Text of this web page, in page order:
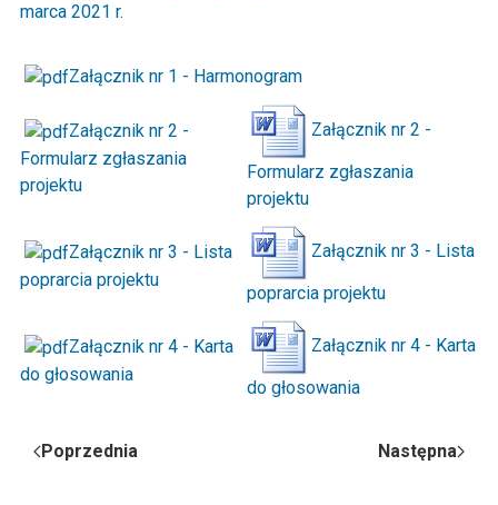
marca 2021 r.
Załącznik nr 1 - Harmonogram
Załącznik nr 2 -
Formularz zgłaszania
projektu
Załącznik nr 2 -
Formularz zgłaszania
projektu
Załącznik nr 3 - Lista
poprarcia projektu
Załącznik nr 3 - Lista
poprarcia projektu
Załącznik nr 4 - Karta
do głosowania
Załącznik nr 4 - Karta
do głosowania
Poprzednia Następna